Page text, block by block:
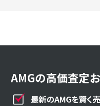
AMGの高価査定お
最新のAMGを賢く